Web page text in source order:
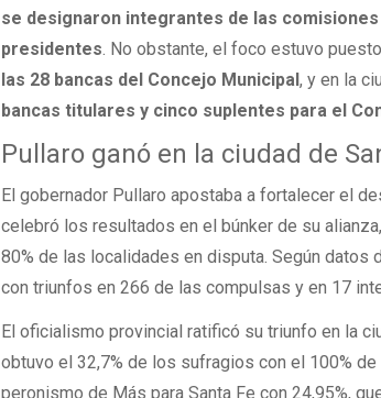
se designaron integrantes de las
presidentes. No obstante, el foco estuvo
las 28 bancas del Concejo Municipal, y en la
bancas titulares y cinco suplentes para el
Pullaro ganó en la ciudad de
El gobernador Pullaro apostaba a fortalecer el
celebró los resultados en el búnker de su
80% de las localidades en disputa. Según
con triunfos en 266 de las compulsas y en 17
El oficialismo provincial ratificó su triunfo en la
obtuvo el 32,7% de los sufragios con el 100%
peronismo de Más para Santa Fe con 24,95%,